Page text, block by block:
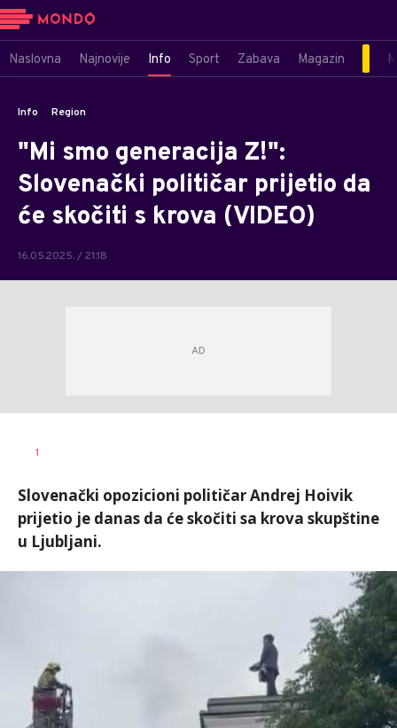
Naslovna Najnovije Info Sport Zabava Magazin
Info Region
"Mi smo generacija Z!":
Slovenački političar prijetio da
će skočiti s krova (VIDEO)
16.05.2025. / 21:18
AUTOR
1
Slovenački opozicioni političar Andrej Hoivik
prijetio je danas da će skočiti sa krova skupštine
u Ljubljani.